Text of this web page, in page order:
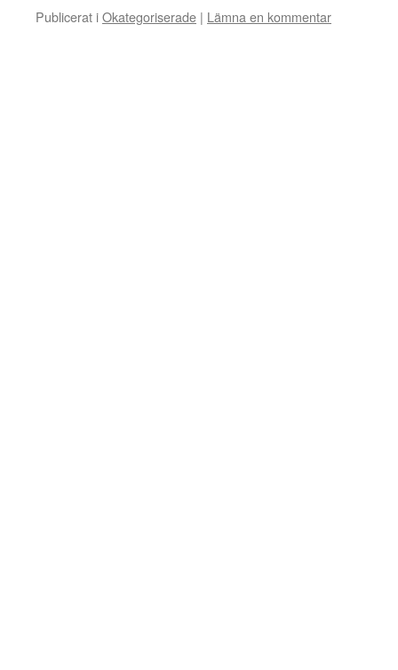
Publicerat iOkategoriserade | Lämna en kommentar